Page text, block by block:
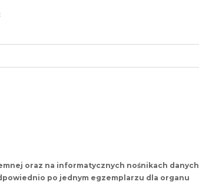
oraz na informatycznych nośnikach danych
po jednym egzemplarzu dla organu